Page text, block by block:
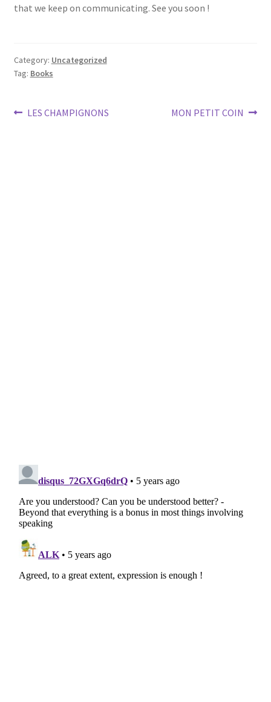
that we keep on communicating. See you soon !
Category: Uncategorized
Tag: Books
Post
Previous
LES CHAMPIGNONS
Next
MON PETIT COIN